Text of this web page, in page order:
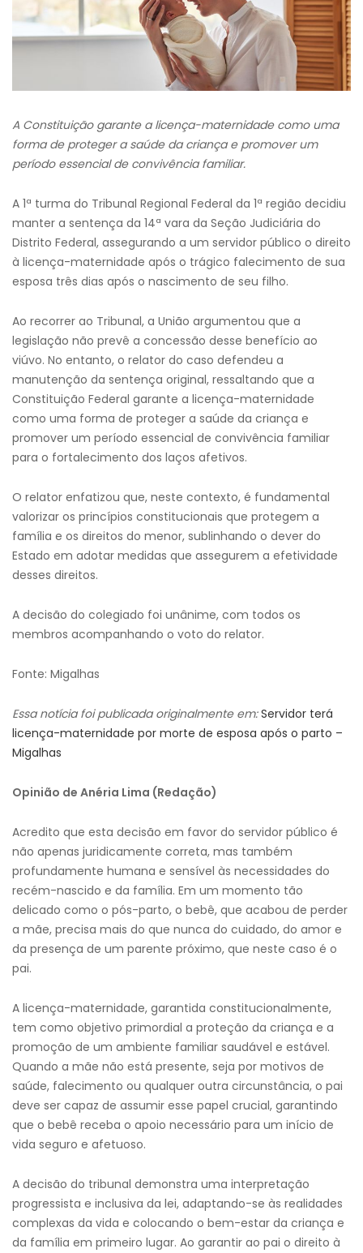
A Constituição garante a licença-maternidade como uma
forma de proteger a saúde da criança e promover um
período essencial de convivência familiar.
A 1ª turma do Tribunal Regional Federal da 1ª região decidiu
manter a sentença da 14ª vara da Seção Judiciária do
Distrito Federal, assegurando a um servidor público o direito
à licença-maternidade após o trágico falecimento de sua
esposa três dias após o nascimento de seu filho.
Ao recorrer ao Tribunal, a União argumentou que a
legislação não prevê a concessão desse benefício ao
viúvo. No entanto, o relator do caso defendeu a
manutenção da sentença original, ressaltando que a
Constituição Federal garante a licença-maternidade
como uma forma de proteger a saúde da criança e
promover um período essencial de convivência familiar
para o fortalecimento dos laços afetivos.
O relator enfatizou que, neste contexto, é fundamental
valorizar os princípios constitucionais que protegem a
família e os direitos do menor, sublinhando o dever do
Estado em adotar medidas que assegurem a efetividade
desses direitos.
A decisão do colegiado foi unânime, com todos os
membros acompanhando o voto do relator.
Fonte: Migalhas
Essa notícia foi publicada originalmente em: Servidor terá
licença-maternidade por morte de esposa após o parto –
Migalhas
Opinião de Anéria Lima (Redação)
Acredito que esta decisão em favor do servidor público é
não apenas juridicamente correta, mas também
profundamente humana e sensível às necessidades do
recém-nascido e da família. Em um momento tão
delicado como o pós-parto, o bebê, que acabou de perder
a mãe, precisa mais do que nunca do cuidado, do amor e
da presença de um parente próximo, que neste caso é o
pai.
A licença-maternidade, garantida constitucionalmente,
tem como objetivo primordial a proteção da criança e a
promoção de um ambiente familiar saudável e estável.
Quando a mãe não está presente, seja por motivos de
saúde, falecimento ou qualquer outra circunstância, o pai
deve ser capaz de assumir esse papel crucial, garantindo
que o bebê receba o apoio necessário para um início de
vida seguro e afetuoso.
A decisão do tribunal demonstra uma interpretação
progressista e inclusiva da lei, adaptando-se às realidades
complexas da vida e colocando o bem-estar da criança e
da família em primeiro lugar. Ao garantir ao pai o direito à